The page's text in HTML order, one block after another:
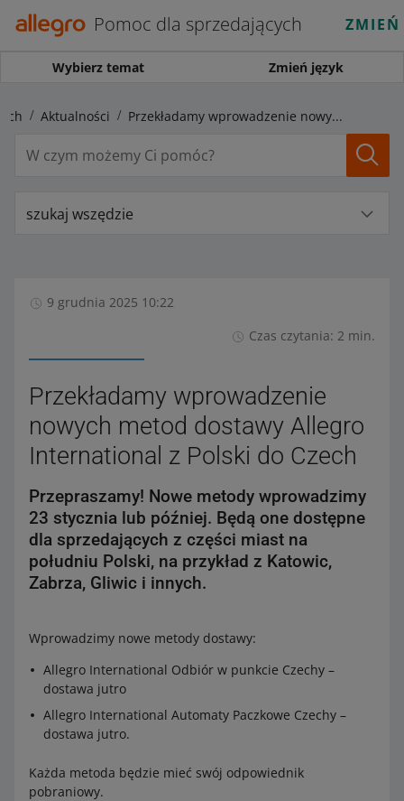
Pomoc dla sprzedających
Wybierz temat Zmień język
Aktualności Przekładamy wprowadzenie nowych metod dostawy Allegro International z Polski do Czech
szukaj wszędzie
9 grudnia 2025 10:22
Czas czytania: 2 min.
Przekładamy wprowadzenie
nowych metod dostawy Allegro
International z Polski do Czech
Przepraszamy! Nowe metody wprowadzimy
23 stycznia lub później. Będą one dostępne
dla sprzedających z części miast na
południu Polski, na przykład z Katowic,
Zabrza, Gliwic i innych.
Wprowadzimy nowe metody dostawy:
Allegro International Odbiór w punkcie Czechy –
dostawa jutro
Allegro International Automaty Paczkowe Czechy –
dostawa jutro.
Każda metoda będzie mieć swój odpowiednik
pobraniowy.